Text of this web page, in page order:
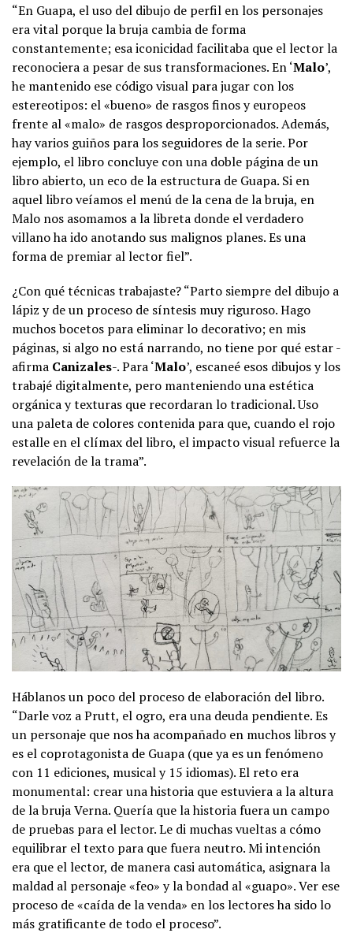
“En Guapa, el uso del dibujo de perfil en los personajes
era vital porque la bruja cambia de forma
constantemente; esa iconicidad facilitaba que el lector la
reconociera a pesar de sus transformaciones. En ‘Malo’,
he mantenido ese código visual para jugar con los
estereotipos: el «bueno» de rasgos finos y europeos
frente al «malo» de rasgos desproporcionados. Además,
hay varios guiños para los seguidores de la serie. Por
ejemplo, el libro concluye con una doble página de un
libro abierto, un eco de la estructura de Guapa. Si en
aquel libro veíamos el menú de la cena de la bruja, en
Malo nos asomamos a la libreta donde el verdadero
villano ha ido anotando sus malignos planes. Es una
forma de premiar al lector fiel”.
¿Con qué técnicas trabajaste? “Parto siempre del dibujo a
lápiz y de un proceso de síntesis muy riguroso. Hago
muchos bocetos para eliminar lo decorativo; en mis
páginas, si algo no está narrando, no tiene por qué estar -
afirma Canizales-. Para ‘Malo’, escaneé esos dibujos y los
trabajé digitalmente, pero manteniendo una estética
orgánica y texturas que recordaran lo tradicional. Uso
una paleta de colores contenida para que, cuando el rojo
estalle en el clímax del libro, el impacto visual refuerce la
revelación de la trama”.
Háblanos un poco del proceso de elaboración del libro.
“Darle voz a Prutt, el ogro, era una deuda pendiente. Es
un personaje que nos ha acompañado en muchos libros y
es el coprotagonista de Guapa (que ya es un fenómeno
con 11 ediciones, musical y 15 idiomas). El reto era
monumental: crear una historia que estuviera a la altura
de la bruja Verna. Quería que la historia fuera un campo
de pruebas para el lector. Le di muchas vueltas a cómo
equilibrar el texto para que fuera neutro. Mi intención
era que el lector, de manera casi automática, asignara la
maldad al personaje «feo» y la bondad al «guapo». Ver ese
proceso de «caída de la venda» en los lectores ha sido lo
más gratificante de todo el proceso”.